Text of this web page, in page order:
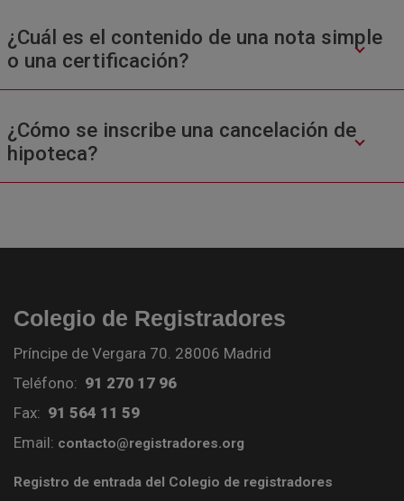
¿Cuál es el contenido de una nota simple
o una certificación?
¿Cómo se inscribe una cancelación de
hipoteca?
Colegio de Registradores
Príncipe de Vergara 70. 28006 Madrid
Teléfono: 91 270 17 96
Fax: 91 564 11 59
Email: contacto@registradores.org
Registro de entrada del Colegio de registradores